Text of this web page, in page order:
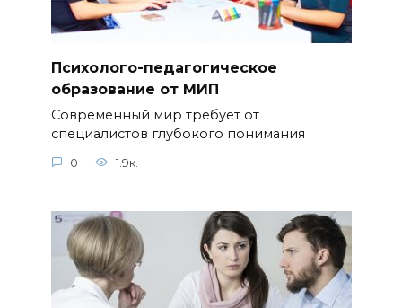
Психолого-педагогическое
образование от МИП
Современный мир требует от
специалистов глубокого понимания
0 1.9к.